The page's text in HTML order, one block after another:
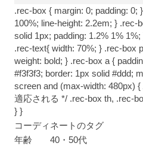
.rec-box { margin: 0; padding: 0;
100%; line-height: 2.2em; } .rec-
solid 1px; padding: 1.2% 1%
.rec-text{ width: 70%; } .rec-box
weight: bold; } .rec-box a {
#f3f3f3; border: 1px solid #ddd;
screen and (max-width: 480px)
適応される */ .rec-box th, .rec-
} }
コーディネートのタグ
年齢
40・50代